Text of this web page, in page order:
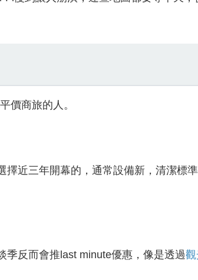
價商旅的人。
擇近三年開幕的，通常設備新，清潔標
季反而會推last minute優惠，像是透過